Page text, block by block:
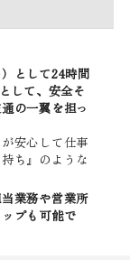
として24時間
して、安全そ
の一翼を担っ
安心して仕事
ち』のような
業務や営業所
プも可能で